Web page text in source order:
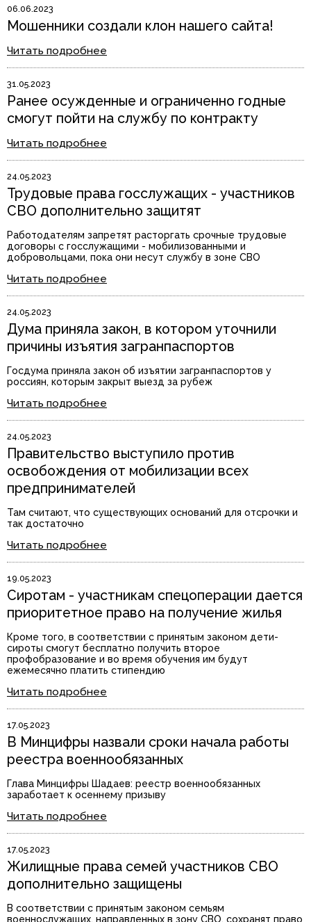
06.06.2023
Мошенники создали клон нашего сайта!
Читать подробнее
31.05.2023
Ранее осужденные и ограниченно годные
смогут пойти на службу по контракту
Читать подробнее
24.05.2023
Трудовые права госслужащих - участников
СВО дополнительно защитят
Работодателям запретят расторгать срочные трудовые
договоры с госслужащими - мобилизованными и
добровольцами, пока они несут службу в зоне СВО
Читать подробнее
24.05.2023
Дума приняла закон, в котором уточнили
причины изъятия загранпаспортов
Госдума приняла закон об изъятии загранпаспортов у
россиян, которым закрыт выезд за рубеж
Читать подробнее
24.05.2023
Правительство выступило против
освобождения от мобилизации всех
предпринимателей
Там считают, что существующих оснований для отсрочки и
так достаточно
Читать подробнее
19.05.2023
Сиротам - участникам спецоперации дается
приоритетное право на получение жилья
Кроме того, в соответствии с принятым законом дети-
сироты смогут бесплатно получить второе
профобразование и во время обучения им будут
ежемесячно платить стипендию
Читать подробнее
17.05.2023
В Минцифры назвали сроки начала работы
реестра военнообязанных
Глава Минцифры Шадаев: реестр военнообязанных
заработает к осеннему призыву
Читать подробнее
17.05.2023
Жилищные права семей участников СВО
дополнительно защищены
В соответствии с принятым законом семьям
военнослужащих, направленных в зону СВО, сохранят право